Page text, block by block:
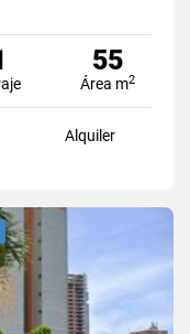
55
Área m2
Alquiler